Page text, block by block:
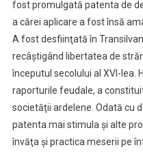
fost promulgată patenta de
a cărei aplicare a fost însă
A fost desfiinţată în
recâştigând libertatea de
începutul secolului al XVI-lea.
raporturile feudale, a
societăţii ardelene. Odată cu
patenta mai stimula şi alte
învăţa şi practica meserii pe